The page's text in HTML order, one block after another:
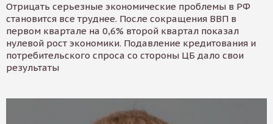
Отрицать серьезные экономические проблемы в РФ
становится все труднее. После сокращения ВВП в
первом квартале на 0,6% второй квартал показал
нулевой рост экономики. Подавление кредитования и
потребительского спроса со стороны ЦБ дало свои
результаты